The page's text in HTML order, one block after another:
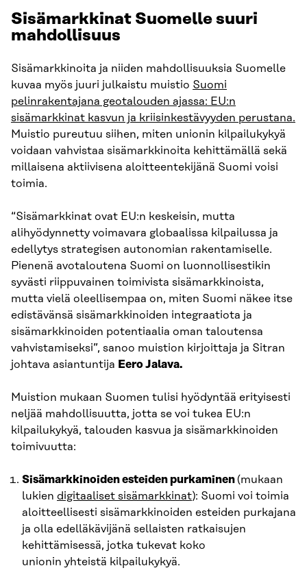
Sisämarkkinat Suomelle suuri
mahdollisuus
Sisämarkkinoita ja niiden mahdollisuuksia Suomelle
kuvaa myös juuri julkaistu muistio Suomi
pelinrakentajana geotalouden ajassa: EU:n
sisämarkkinat kasvun ja kriisinkestävyyden perustana.
Muistio pureutuu siihen, miten unionin kilpailukykyä
voidaan vahvistaa sisämarkkinoita kehittämällä sekä
millaisena aktiivisena aloitteentekijänä Suomi voisi
toimia.
“Sisämarkkinat ovat EU:n keskeisin, mutta
alihyödynnetty voimavara globaalissa kilpailussa ja
edellytys strategisen autonomian rakentamiselle.
Pienenä avotaloutena Suomi on luonnollisestikin
syvästi riippuvainen toimivista sisämarkkinoista,
mutta vielä oleellisempaa on, miten Suomi näkee itse
edistävänsä sisämarkkinoiden integraatiota ja
sisämarkkinoiden potentiaalia oman taloutensa
vahvistamiseksi”, sanoo muistion kirjoittaja ja Sitran
johtava asiantuntija Eero Jalava.
Muistion mukaan Suomen tulisi hyödyntää erityisesti
neljää mahdollisuutta, jotta se voi tukea EU:n
kilpailukykyä, talouden kasvua ja sisämarkkinoiden
toimivuutta:
Sisämarkkinoiden esteiden purkaminen(mukaan
lukien digitaaliset sisämarkkinat): Suomi voi toimia
aloitteellisesti sisämarkkinoiden esteiden purkajana
ja olla edelläkävijänä sellaisten ratkaisujen
kehittämisessä, jotka tukevat koko
unionin yhteistä kilpailukykyä.